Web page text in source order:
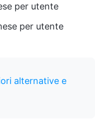
per utente
per utente
alternative e